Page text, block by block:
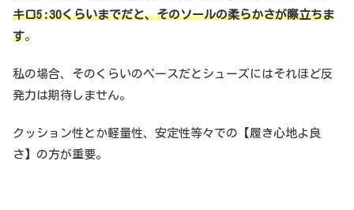
キロ5:30くらいまでだと、そのソールの柔らかさが際立ちま
す。
私の場合、そのくらいのペースだとシューズにはそれほど反
発力は期待しません。
クッション性とか軽量性、安定性等々での【履き心地よ良
さ】の方が重要。